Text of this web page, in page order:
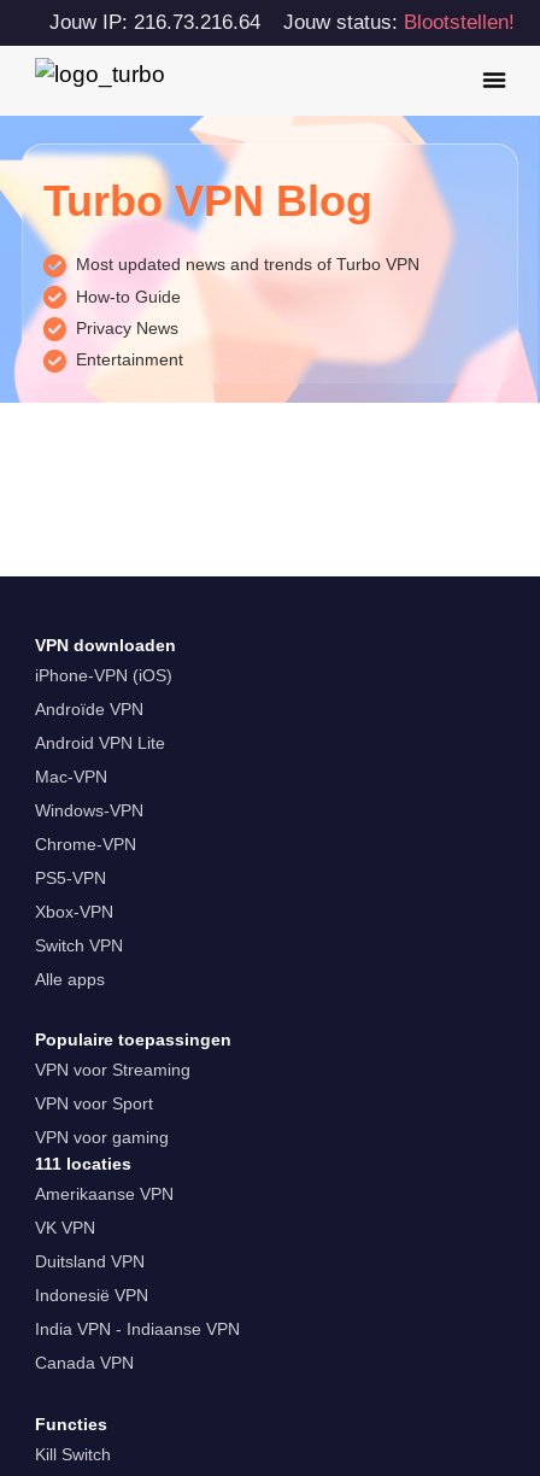
Jouw IP: 216.73.216.64 Jouw status: Blootstellen!
Turbo VPN Blog
Most updated news and trends of Turbo VPN
How-to Guide
Privacy News
Entertainment
VPN downloaden
iPhone-VPN (iOS)
Androïde VPN
Android VPN Lite
Mac-VPN
Windows-VPN
Chrome-VPN
PS5-VPN
Xbox-VPN
Switch VPN
Alle apps
Populaire toepassingen
VPN voor Streaming
VPN voor Sport
VPN voor gaming
111 locaties
Amerikaanse VPN
VK VPN
Duitsland VPN
Indonesië VPN
India VPN - Indiaanse VPN
Canada VPN
Functies
Kill Switch